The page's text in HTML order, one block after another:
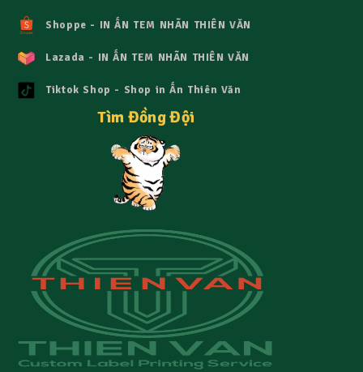
Shoppe - IN ẤN TEM NHÃN THIÊN VĂN
Lazada - IN ẤN TEM NHÃN THIÊN VĂN
Tiktok Shop - Shop in Ấn Thiên Văn
Tìm Đồng Đội